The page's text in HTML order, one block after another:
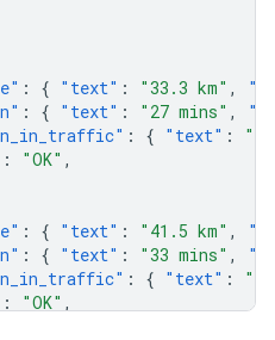
: { "text" : "33.3 km" ,
: { "text" : "27 mins" ,
: { "text" :
: "OK" ,
: { "text" : "41.5 km" ,
: { "text" : "33 mins" ,
: { "text" :
: "OK" ,